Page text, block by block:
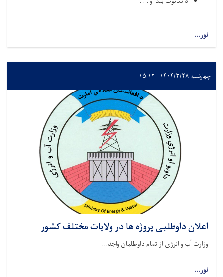
نور...
چهارشنبه ۱۴۰۴/۳/۲۸ - ۱۵:۱۲
اعلان داوطلبی پروژه ها در ولایات مختلف کشور
وزارت آب و انرژی از تمام داوطلبان واجد...
نور...